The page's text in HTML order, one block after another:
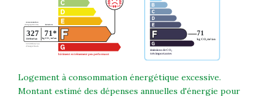
Logement à consommation énergétique excessive.
Montant estimé des dépenses annuelles d'énergie pour